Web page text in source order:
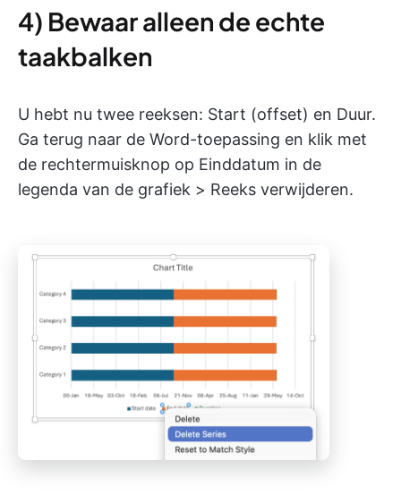
4) Bewaar alleen de echte
taakbalken
U hebt nu twee reeksen: Start (offset) en Duur.
Ga terug naar de Word-toepassing en klik met
de rechtermuisknop op Einddatum in de
legenda van de grafiek > Reeks verwijderen.